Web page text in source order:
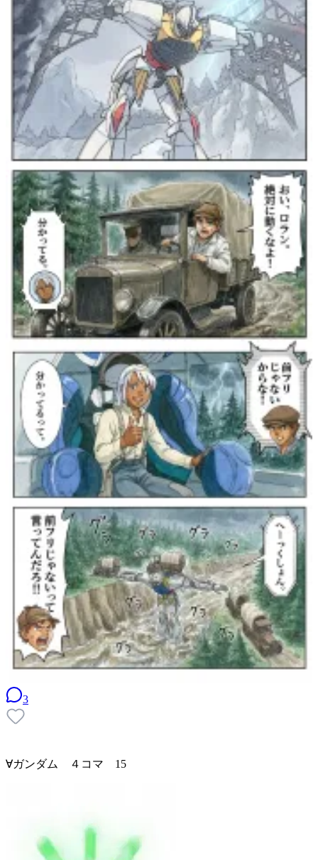
3
∀ガンダム ４コマ 15